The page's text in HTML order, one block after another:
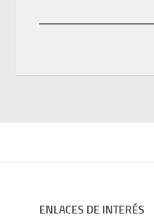
ENLACES DE INTERÉS